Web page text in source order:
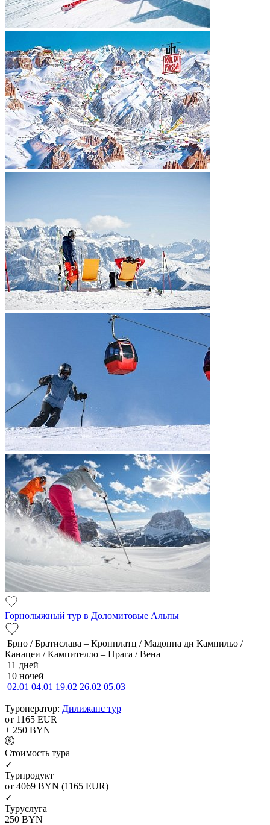
Горнолыжный тур в Доломитовые Альпы
Брно / Братислава – Кронплатц / Мадонна ди Кампильо /
Канацеи / Кампителло – Прага / Вена
11 дней
10 ночей
02.01 04.01 19.02 26.02 05.03
Туроператор: Дилижанс тур
от 1165 EUR
+ 250 BYN
Cтоимость тура
✓
Турпродукт
от 4069 BYN (1165 EUR)
✓
Туруслуга
250 BYN